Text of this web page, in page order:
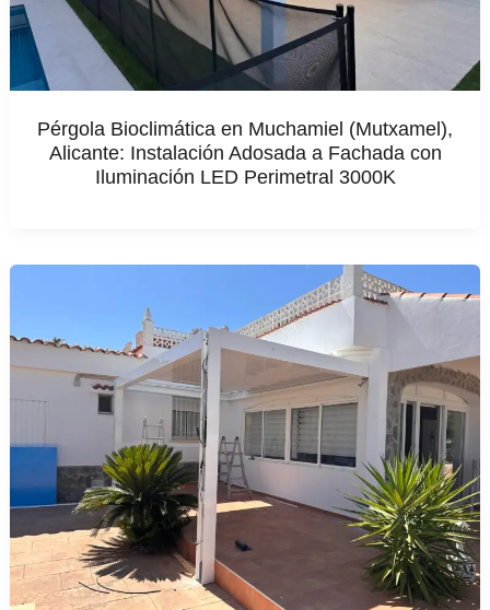
Pérgola Bioclimática en Muchamiel (Mutxamel),
Alicante: Instalación Adosada a Fachada con
Iluminación LED Perimetral 3000K